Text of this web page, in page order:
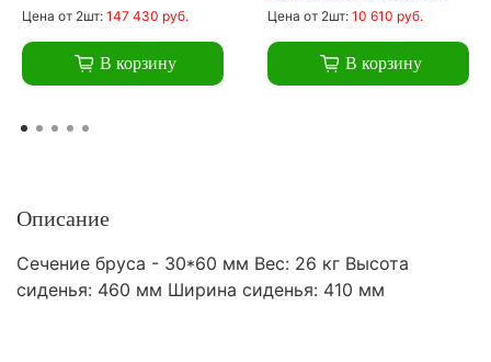
Цена от 2шт: 147 430 руб.
В корзину
Цена от 2шт: 10 610 руб.
В корзину
Описание
Сечение бруса - 30*60 мм Вес: 26 кг Высота
сиденья: 460 мм Ширина сиденья: 410 мм